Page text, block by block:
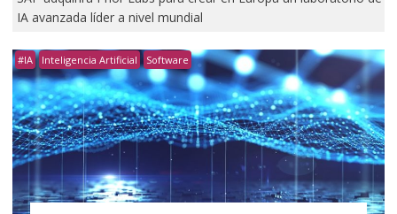
IA avanzada líder a nivel mundial
#IA Inteligencia Artificial Software